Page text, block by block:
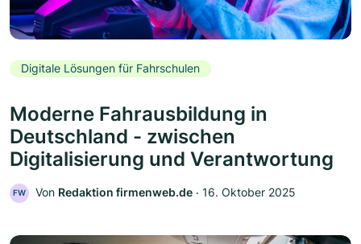
Digitale Lösungen für Fahrschulen
Moderne Fahrausbildung in
Deutschland - zwischen
Digitalisierung und Verantwortung
FW Von Redaktion firmenweb.de ‧ 16. Oktober 2025